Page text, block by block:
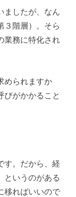
ましたが、なん
３階層）。そら
業務に特化され
められますか
びがかかること
す。だから、経
というのがある
移ればいいので